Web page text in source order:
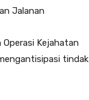
Jalanan
Operasi Kejahatan
tindak